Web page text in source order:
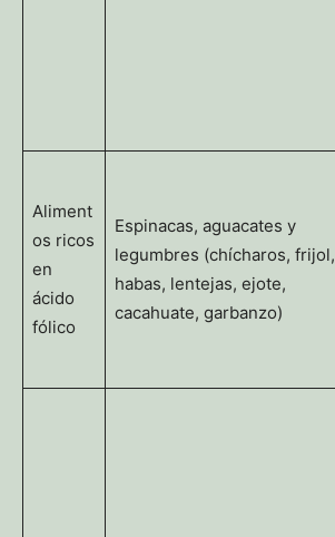
Aliment
os ricos
en
ácido
fólico
Espinacas, aguacates y
legumbres (chícharos, frijol,
habas, lentejas, ejote,
cacahuate, garbanzo)